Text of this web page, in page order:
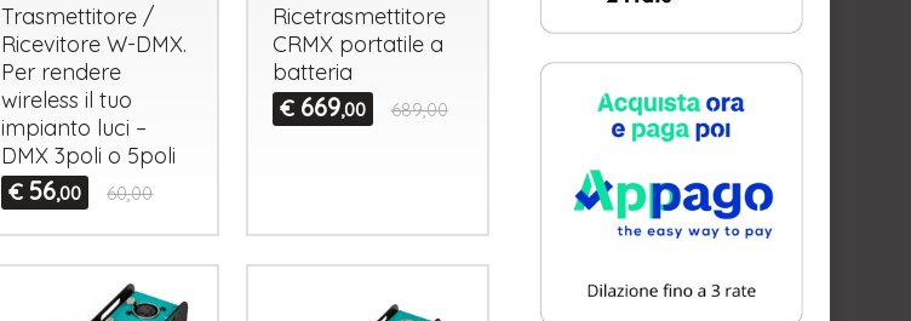
Trasmettitore /
Ricevitore W-DMX.
Per rendere
wireless il tuo
impianto luci –
DMX 3poli o 5poli
€ 56,00 60,00
Ricetrasmettitore
CRMXportatile a
batteria
€ 669,00 689,00